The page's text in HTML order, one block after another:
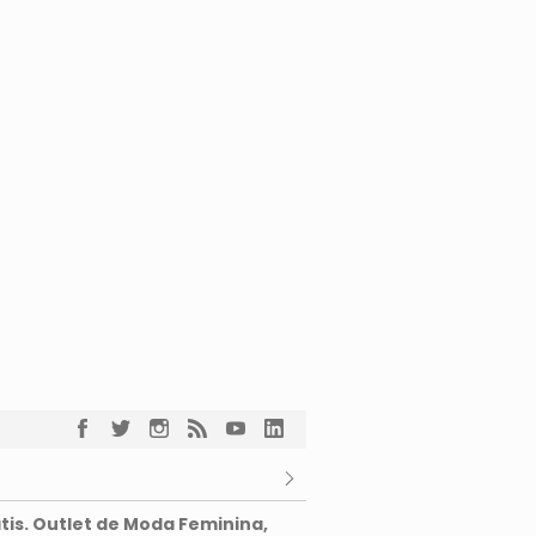
Outlet de Moda Feminina,